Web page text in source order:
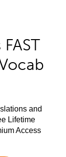
and
Lifetime
Access